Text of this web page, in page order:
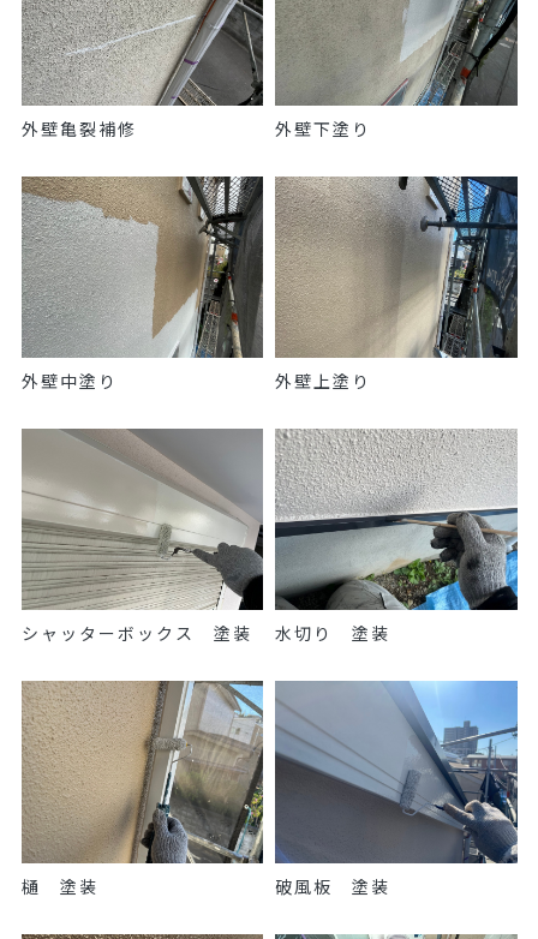
外壁亀裂補修 外壁下塗り
外壁中塗り 外壁上塗り
シャッターボックス 塗装 水切り 塗装
樋 塗装 破風板 塗装